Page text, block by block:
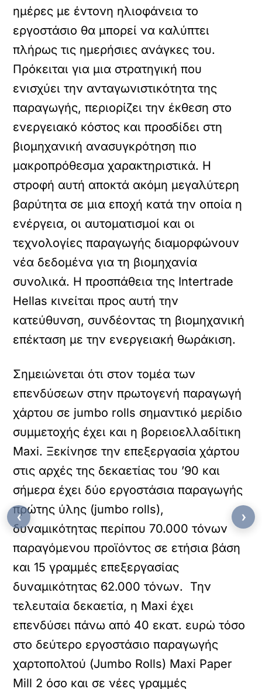
ημέρες με έντονη ηλιοφάνεια το
εργοστάσιο θα μπορεί να καλύπτει
πλήρως τις ημερήσιες ανάγκες του.
Πρόκειται για μια στρατηγική που
ενισχύει την ανταγωνιστικότητα της
παραγωγής, περιορίζει την έκθεση στο
ενεργειακό κόστος και προσδίδει στη
βιομηχανική ανασυγκρότηση πιο
μακροπρόθεσμα χαρακτηριστικά. Η
στροφή αυτή αποκτά ακόμη μεγαλύτερη
βαρύτητα σε μια εποχή κατά την οποία η
ενέργεια, οι αυτοματισμοί και οι
τεχνολογίες παραγωγής διαμορφώνουν
νέα δεδομένα για τη βιομηχανία
συνολικά. Η προσπάθεια της Intertrade
Hellas κινείται προς αυτή την
κατεύθυνση, συνδέοντας τη βιομηχανική
επέκταση με την ενεργειακή θωράκιση.
Σημειώνεται ότι στον τομέα των
επενδύσεων στην πρωτογενή παραγωγή
χάρτου σε jumbo rolls σημαντικό μερίδιο
συμμετοχής έχει και η βορειοελλαδίτικη
Maxi. Ξεκίνησε την επεξεργασία χάρτου
στις αρχές της δεκαετίας του ’90 και
σήμερα έχει δύο εργοστάσια παραγωγής
πρώτης ύλης (jumbo rolls),
δυναμικότητας περίπου 70.000 τόνων
παραγόμενου προϊόντος σε ετήσια βάση
και 15 γραμμές επεξεργασίας
δυναμικότητας 62.000 τόνων. Την
τελευταία δεκαετία, η Maxi έχει
επενδύσει πάνω από 40 εκατ. ευρώ τόσο
στο δεύτερο εργοστάσιο παραγωγής
χαρτοπολτού (Jumbo Rolls) Maxi Paper
Mill 2 όσο και σε νέες γραμμές
‹ ›